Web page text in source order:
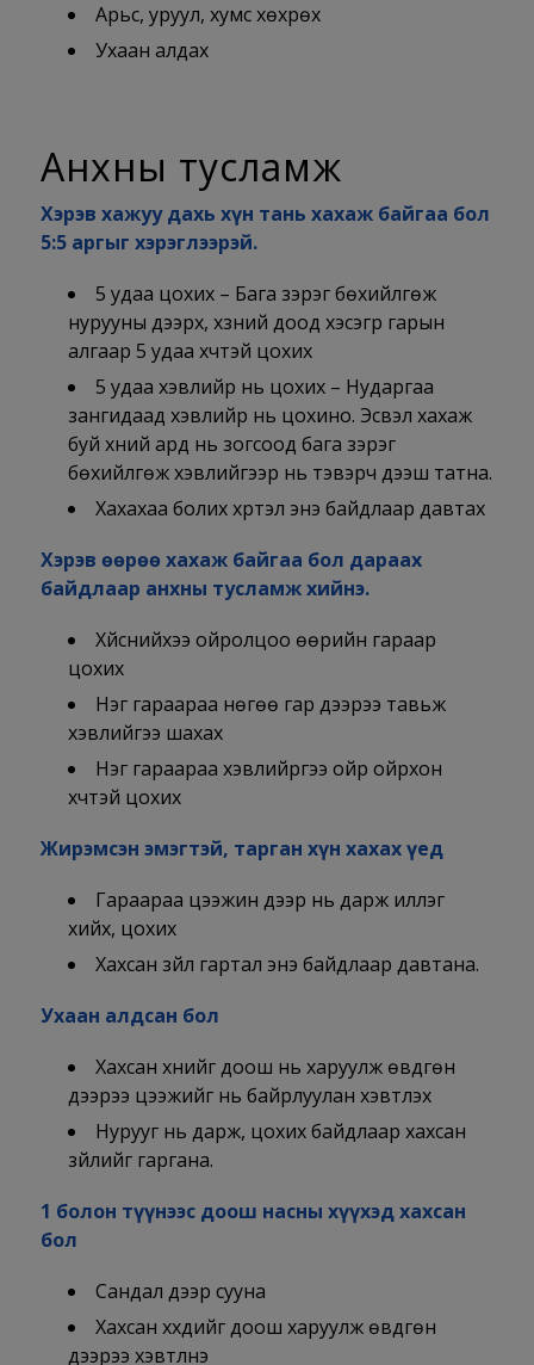
Арьс, уруул, хумс хөхрөх
Ухаан алдах
Анхны тусламж
Хэрэв хажуу дахь хүн тань хахаж байгаа бол
5:5 аргыг хэрэглээрэй.
5 удаа цохих – Бага зэрэг бөхийлгөж
нурууны дээрх, хүзүүний доод хэсэгрүү гарын
алгаар 5 удаа хүчтэй цохих
5 удаа хэвлийрүү нь цохих – Нударгаа
зангидаад хэвлийрүү нь цохино. Эсвэл хахаж
буй хүний ард нь зогсоод бага зэрэг
бөхийлгөж хэвлийгээр нь тэвэрч дээш татна.
Хахахаа болих хүртэл энэ байдлаар давтах
Хэрэв өөрөө хахаж байгаа бол дараах
байдлаар анхны тусламж хийнэ.
Хүйснийхээ ойролцоо өөрийн гараар
цохих
Нэг гараараа нөгөө гар дээрээ тавьж
хэвлийгээ шахах
Нэг гараараа хэвлийрүүгээ ойр ойрхон
хүчтэй цохих
Жирэмсэн эмэгтэй, тарган хүн хахах үед
Гараараа цээжин дээр нь дарж иллэг
хийх, цохих
Хахсан зүйл гартал энэ байдлаар давтана.
Ухаан алдсан бол
Хахсан хүнийг доош нь харуулж өвдгөн
дээрээ цээжийг нь байрлуулан хэвтүүлэх
Нурууг нь дарж, цохих байдлаар хахсан
зүйлийг гаргана.
1 болон түүнээс доош насны хүүхэд хахсан
бол
Сандал дээр сууна
Хахсан хүүхдийг доош харуулж өвдгөн
дээрээ хэвтүүлнэ